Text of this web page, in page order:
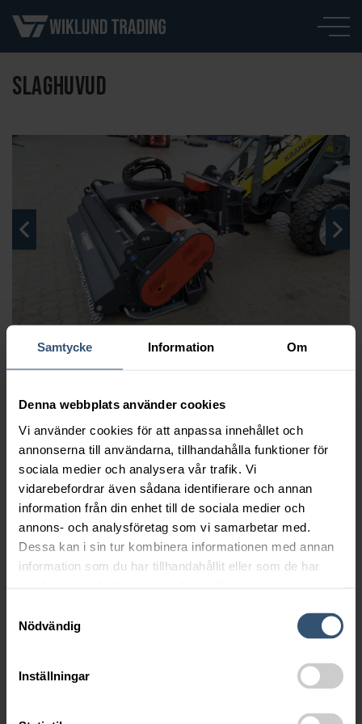
Samtycke Information Om
Denna webbplats använder cookies
Vi använder cookies för att anpassa innehållet och
annonserna till användarna, tillhandahålla funktioner för
sociala medier och analysera vår trafik. Vi
vidarebefordrar även sådana identifierare och annan
information från din enhet till de sociala medier och
annons- och analysföretag som vi samarbetar med.
Dessa kan i sin tur kombinera informationen med annan
information som du har tillhandahållit eller som de har
Nödvändig
Inställningar
SLAGHUVUD
Med ett slaghuvud monterat på din grävmaskin håller vi enkelt
gräset i schack. Optimal i alla typer av gräs, lämpar sig bäst ihop
med grävmaskin på ytor där inte en vanlig gräsklippare kommer
åt, såsom släntor/dikesklippning. Även optimal fram på din
hjullastare / redskapsbärare för skötsel av större grönytor /
ängar
Vill ni ta del av vårt nyhetsbrev? Vänligen fyll i er e-postadress